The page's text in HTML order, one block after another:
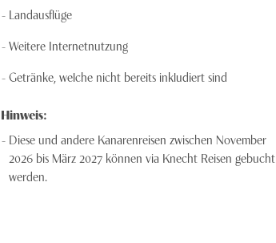
Landausflüge
Weitere Internetnutzung
Getränke, welche nicht bereits inkludiert sind
Hinweis:
Diese und andere Kanarenreisen zwischen November
2026 bis März 2027 können via Knecht Reisen gebucht
werden.